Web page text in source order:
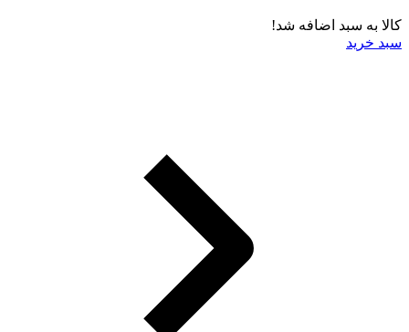
کالا به سبد اضافه شد!
سبد خرید